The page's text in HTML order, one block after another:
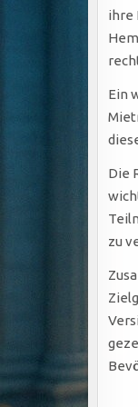
ihre
Ein
Die
zu